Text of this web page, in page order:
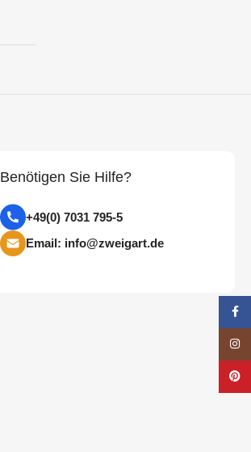
Benötigen Sie Hilfe?
+49(0) 7031 795-5
Email: info@zweigart.de